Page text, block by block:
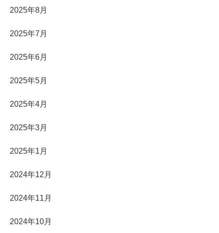
2025年8月
2025年7月
2025年6月
2025年5月
2025年4月
2025年3月
2025年1月
2024年12月
2024年11月
2024年10月